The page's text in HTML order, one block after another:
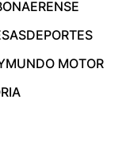
DEPORTES
MUNDO MOTOR